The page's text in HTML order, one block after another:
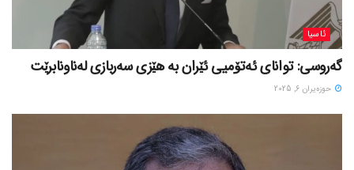
ئاسیا
گەروسی: توانای ئەتۆمیی ئێران بە هێزی سەربازی لەناونابرێت
حوزه‌یران 6, 2025